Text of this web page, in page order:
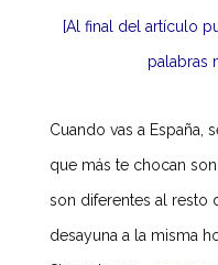
[Al final del artículo
palabras
Cuando vas a España,
que más te chocan
son diferentes al resto
desayuna a la misma